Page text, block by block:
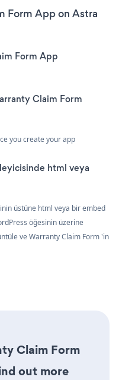
Form App on Astra
Form App
Claim Form
you create your app
html veya
üstüne html veya bir embed
öğesinin üzerine
ve Warranty Claim Form 'in
Claim Form
out more